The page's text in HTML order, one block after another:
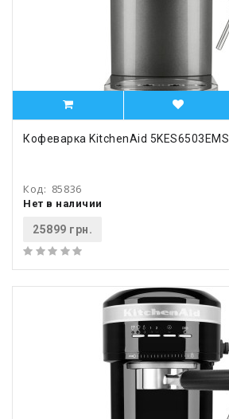
Кофеварка KitchenAid 5KES6503EMS
Код: 85836
Нет в наличии
25899 грн.